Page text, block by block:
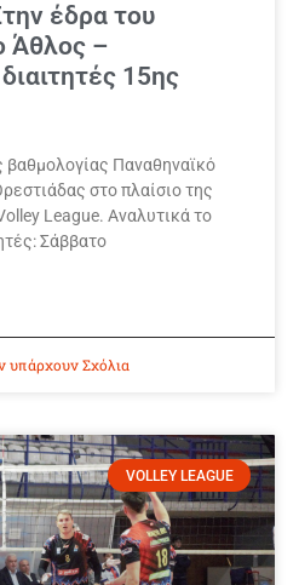
έδρα του
Άθλος –
15ης
Παναθηναϊκό
στο πλαίσιο της
League. Αναλυτικά το
Σάββατο
υπάρχουν Σχόλια
VOLLEY LEAGUE